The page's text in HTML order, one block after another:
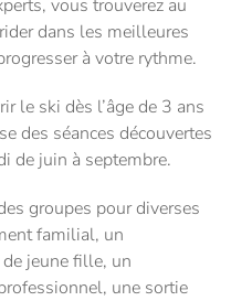
vous trouverez au
dans les meilleures
à votre rythme.
le ski dès l’âge de 3 ans
des séances découvertes
de juin à septembre.
groupes pour diverses
familial, un
jeune fille, un
une sortie